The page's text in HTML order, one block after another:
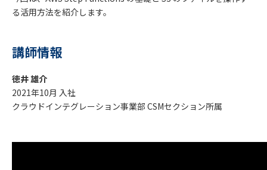
る活用方法を紹介します。
講師情報
徳井 雄介
2021年10月 入社
クラウドインテグレーション事業部 CSMセクション所属